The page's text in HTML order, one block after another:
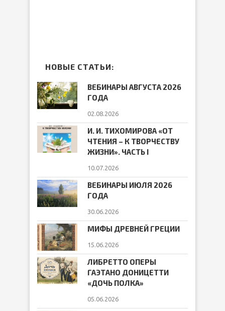
НОВЫЕ СТАТЬИ:
ВЕБИНАРЫ АВГУСТА 2026
ГОДА
02.08.2026
И. И. ТИХОМИРОВА «ОТ
ЧТЕНИЯ – К ТВОРЧЕСТВУ
ЖИЗНИ». ЧАСТЬ I
10.07.2026
ВЕБИНАРЫ ИЮЛЯ 2026
ГОДА
30.06.2026
МИФЫ ДРЕВНЕЙ ГРЕЦИИ
15.06.2026
ЛИБРЕТТО ОПЕРЫ
ГАЭТАНО ДОНИЦЕТТИ
«ДОЧЬ ПОЛКА»
05.06.2026